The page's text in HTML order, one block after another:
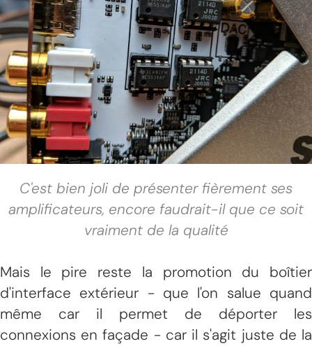
C'est bien joli de présenter fièrement ses
amplificateurs, encore faudrait-il que ce soit
vraiment de la qualité
Mais le pire reste la promotion du boîtier
d'interface extérieur - que l'on salue quand
même car il permet de déporter les
connexions en façade - car il s'agit juste de la